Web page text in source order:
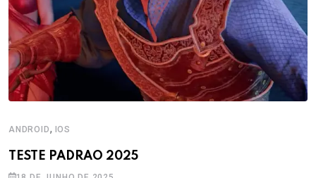
ANDROID, IOS
TESTE PADRAO 2025